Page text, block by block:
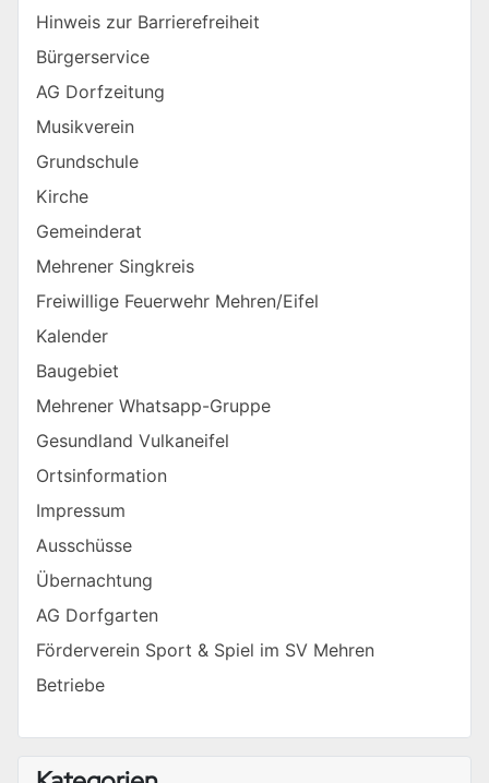
Hinweis zur Barrierefreiheit
Bürgerservice
AG Dorfzeitung
Musikverein
Grundschule
Kirche
Gemeinderat
Mehrener Singkreis
Freiwillige Feuerwehr Mehren/Eifel
Kalender
Baugebiet
Mehrener Whatsapp-Gruppe
Gesundland Vulkaneifel
Ortsinformation
Impressum
Ausschüsse
Übernachtung
AG Dorfgarten
Förderverein Sport & Spiel im SV Mehren
Betriebe